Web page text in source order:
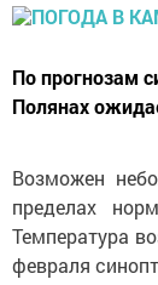
По прогнозам
Полянах
Возможен
пределах
Температура
февраля